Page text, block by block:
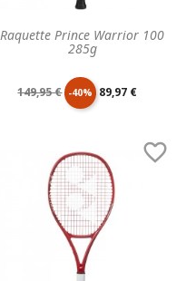
Raquette Prince Warrior 100
285g
Prix
149,95 € -40% Prix
89,97 €
